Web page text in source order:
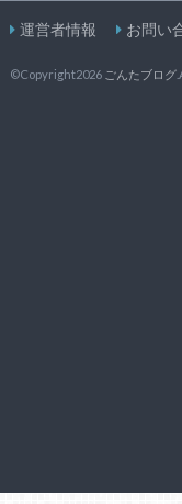
運営者情報 お問い
©Copyright2026 ごんたブログ